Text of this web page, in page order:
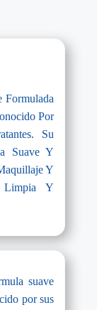
Formulada
Por
Su
Suave Y
Y
Limpia Y
suave
por sus